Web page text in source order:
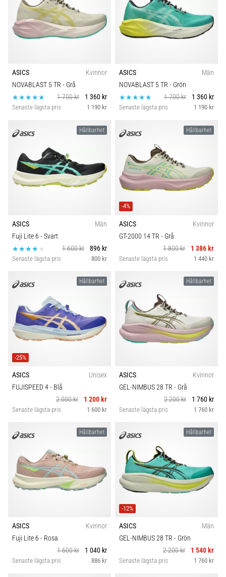
ASICS
Kvinnor
NOVABLAST 5 TR - Grå
1 700 kr
1 360 kr
Senaste lägsta pris 1 190 kr
ASICS
Män
NOVABLAST 5 TR - Grön
1 700 kr
1 360 kr
Senaste lägsta pris 1 190 kr
Hållbarhet
ASICS
Män
Fuji Lite 6 - Svart
1 600 kr
896 kr
Senaste lägsta pris 800 kr
Hållbarhet
-4%
ASICS
Kvinnor
GT-2000 14 TR - Grå
1 800 kr
1 386 kr
Senaste lägsta pris 1 440 kr
Hållbarhet
-25%
ASICS
Unisex
FUJISPEED 4- Blå
2 000 kr
1 200 kr
Senaste lägsta pris 1 600 kr
Hållbarhet
ASICS
Kvinnor
GEL-NIMBUS 28 TR - Grå
2 200 kr
1 760 kr
Senaste lägsta pris 1 760 kr
Hållbarhet
ASICS
Kvinnor
Fuji Lite 6 - Rosa
1 600 kr
1 040 kr
Senaste lägsta pris 886 kr
Hållbarhet
-12%
ASICS
Män
GEL-NIMBUS 28 TR - Grön
2 200 kr
1 540 kr
Senaste lägsta pris 1 760 kr